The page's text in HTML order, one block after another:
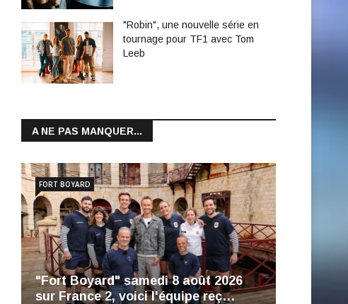
"Robin", une nouvelle série en
tournage pour TF1 avec Tom
Leeb
A NE PAS MANQUER...
"Fort Boyard" samedi 8 août 2026
sur France 2, voici l'équipe reç…
FORT BOYARD